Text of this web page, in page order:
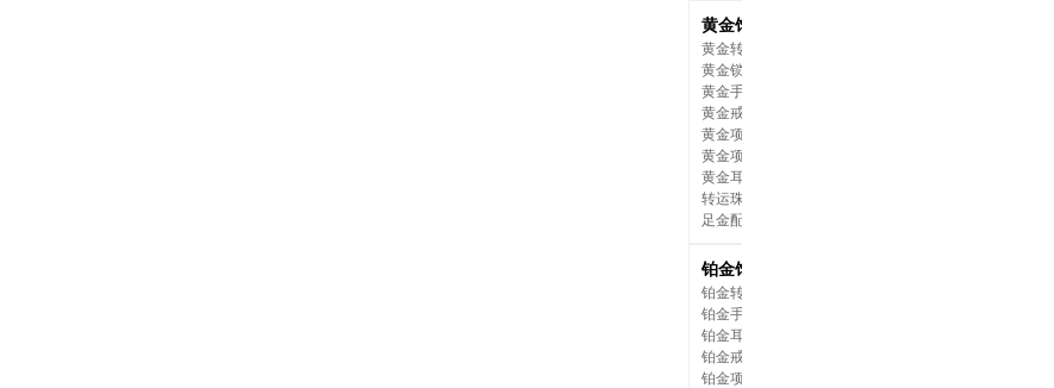
黄金饰品
黄金转运珠
黄金锁包
黄金手饰
黄金戒指
黄金项链
黄金项坠
黄金耳饰
转运珠配绳
足金配件
铂金饰品
铂金转运珠
铂金手饰
铂金耳饰
铂金戒指
铂金项链